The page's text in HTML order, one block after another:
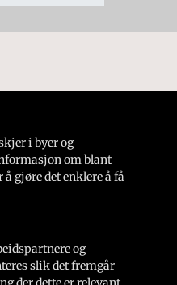
i byer og
om blant
gjøre det enklere å få
og
slik det fremgår